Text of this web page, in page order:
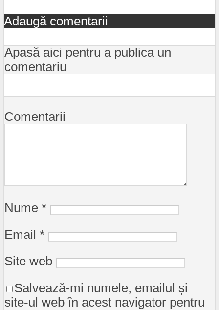
Adaugă comentarii
Apasă aici pentru a publica un
comentariu
Comentarii
Nume *
Email *
Site web
Salvează-mi numele, emailul și
site-ul web în acest navigator pentru